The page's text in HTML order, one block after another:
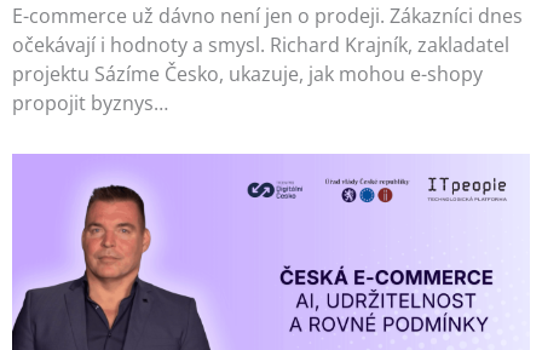
E-commerce už dávno není jen o prodeji. Zákazníci dnes
očekávají i hodnoty a smysl. Richard Krajník, zakladatel
projektu Sázíme Česko, ukazuje, jak mohou e-shopy
propojit byznys…